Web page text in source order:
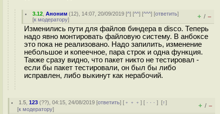
3.12 ,Аноним (12), 14:07, 20/09/2019 [^] [^^] [^^^] [ответить]
[к модератору] + / –
Изменились пути для файлов биндера в disco. Теперь
надо явно монтировать файловую систему. В анбоксе
это пока не реализовано. Надо запилить, изменение
небольшое и копеечное, пара строк и одна функция.
Также сразу видно, что пакет никто не тестировал -
если бы пакет тестировали, он был бы либо
исправлен, либо выкинут как нерабочий.
1.5 ,123 (??), 04:15, 24/08/2019 [ответить] [ ﹢﹢﹢] [ · · ·][↑]
[к модератору] + / –